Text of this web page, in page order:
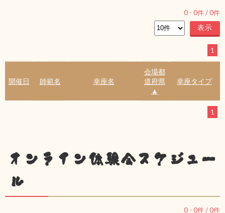
0 - 0件 /0件
1
開催日 師範名 幸座名
会場都
道府県
▲
幸座タイプ
1
オンライン体験会スケジュー
ル
0 - 0件 /0件